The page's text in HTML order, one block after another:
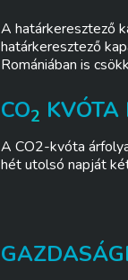
A határkeresztező
határkeresztező
Romániában is
CO2 KVÓTA
A CO2-kvóta
hét utolsó napját